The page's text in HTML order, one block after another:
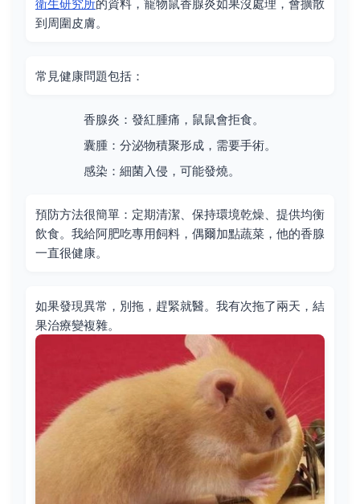
到周圍皮膚。
常見健康問題包括：
香腺炎：發紅腫痛，鼠鼠會拒食。
囊腫：分泌物積聚形成，需要手術。
感染：細菌入侵，可能發燒。
預防方法很簡單：定期清潔、保持環境乾燥、提供均衡
飲食。我給阿肥吃專用飼料，偶爾加點蔬菜，他的香腺
一直很健康。
如果發現異常，別拖，趕緊就醫。我有次拖了兩天，結
果治療變複雜。